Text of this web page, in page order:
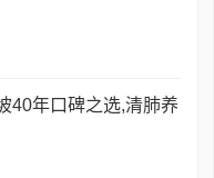
年口碑之选,清肺养